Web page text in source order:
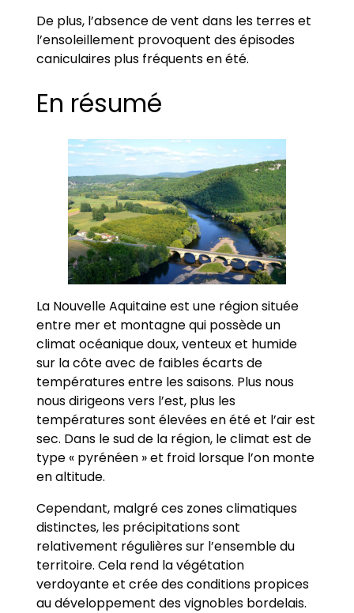
De plus, l’absence de vent dans les terres et
l’ensoleillement provoquent des épisodes
caniculaires plus fréquents en été.
En résumé
La Nouvelle Aquitaine est une région située
entre mer et montagne qui possède un
climat océanique doux, venteux et humide
sur la côte avec de faibles écarts de
températures entre les saisons. Plus nous
nous dirigeons vers l’est, plus les
températures sont élevées en été et l’air est
sec. Dans le sud de la région, le climat est de
type « pyrénéen » et froid lorsque l’on monte
en altitude.
Cependant, malgré ces zones climatiques
distinctes, les précipitations sont
relativement régulières sur l’ensemble du
territoire. Cela rend la végétation
verdoyante et crée des conditions propices
au développement des vignobles bordelais.